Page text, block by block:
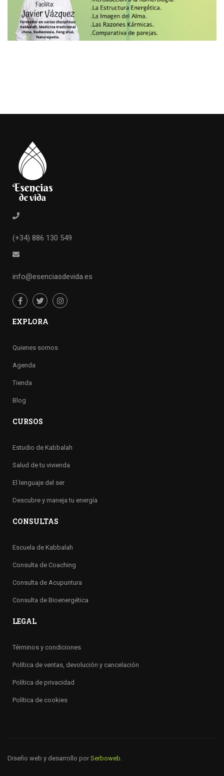
(+34) 886 130 549
info@esenciasdevida.es
EXPLORA
Quienes somos
Agenda
Tienda
Blog
CURSOS
Estudio de Kabbalah
Salud de tu vivienda
El lenguaje del ser
Descubre y maneja tu energía
CONSULTAS
Escuela de Kabbalah
Consulta de Coaching
Consulta de Acupuntura
Consulta de Bioenergética
LEGAL
Términos y condiciones
Política de ventas, devolución y cancelación
Política de privacidad
Política de cookies
Diseño web y desarrollo por Serboweb.